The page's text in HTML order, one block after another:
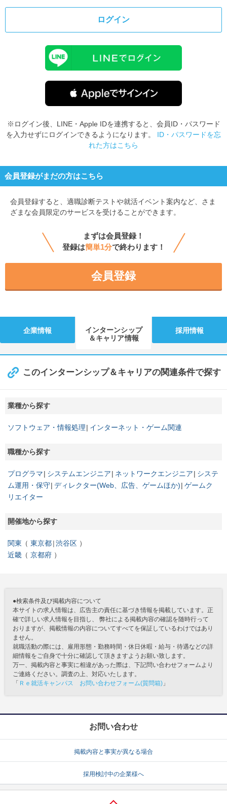
ログイン
※ログイン後、LINE・Apple IDを連携すると、会員ID・パスワード
を入力せずにログインできるようになります。 ID・パスワードを忘
れた方はこちら
会員登録がまだの方はこちら
会員登録すると、 適職診断テストや就活イベント案内など、さま
ざまな会員限定のサービスを受けることができます。
まずは会員登録！
登録は簡単1分で終わります！
会員登録
企業情報
インターンシップ
＆キャリア情報
採用情報
このインターンシップ＆キャリアの関連条件で探す
業種から探す
ソフトウェア・情報処理 インターネット・ゲーム関連
職種から探す
プログラマ システムエンジニア ネットワークエンジニア
システ
ム運用・保守 ディレクター(Web、広告、ゲームほか) ゲームク
リエイター
開催地から探す
関東 東京都 渋谷区
近畿
京都府
●検索条件及び掲載内容について
本サイトの求人情報は、広告主の責任に基づき情報を掲載しています。正
確で詳しい求人情報を目指し、 弊社による掲載内容の確認を随時行って
おりますが、掲載情報の内容についてすべてを保証しているわけではあり
ません。
就職活動の際には、雇用形態・勤務時間・休日休暇・給与・待遇などの詳
細情報をご自身で十分に確認して頂きますようお願い致します。
万一、掲載内容と事実に相違があった際は、下記問い合わせフォームより
ご連絡ください。調査の上、対応いたします。
「 Ｒｅ就活キャンパス お問い合わせフォーム(質問箱) 」
お問い合わせ
掲載内容と事実が異なる場合
採用検討中の企業様へ